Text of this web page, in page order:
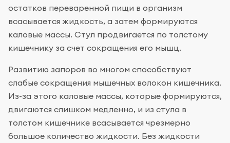
остатков переваренной пищи в организм
всасывается жидкость, а затем формируются
каловые массы. Стул продвигается по толстому
кишечнику за счет сокращения его мышц.
Развитию запоров во многом способствуют
слабые сокращения мышечных волокон кишечника.
Из-за этого каловые массы, которые формируются,
двигаются слишком медленно, и из стула в
толстом кишечнике всасывается чрезмерно
большое количество жидкости. Без жидкости